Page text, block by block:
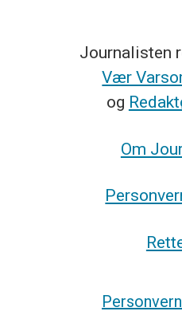
Journalisten
Vær
og
Om